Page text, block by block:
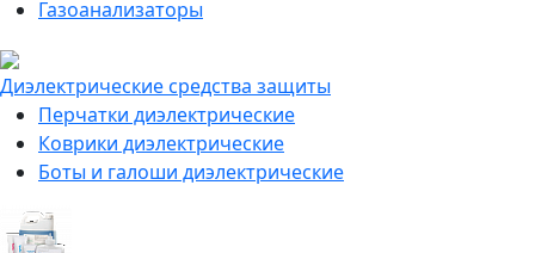
Газоанализаторы
Диэлектрические средства защиты
Перчатки диэлектрические
Коврики диэлектрические
Боты и галоши диэлектрические